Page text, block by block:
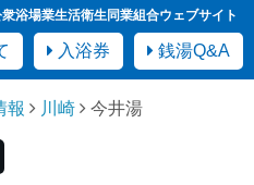
浴場業生活衛生同業組合ウェブサイト
入浴券 銭湯Q&A
報 川崎 今井湯